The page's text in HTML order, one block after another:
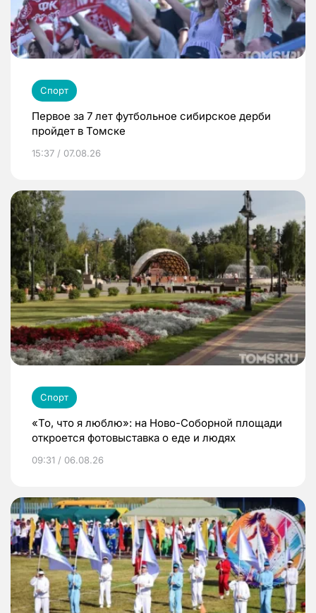
Спорт
Первое за 7 лет футбольное сибирское дерби
пройдет в Томске
15:37 / 07.08.26
Спорт
«То, что я люблю»: на Ново-Соборной площади
откроется фотовыставка о еде и людях
09:31 / 06.08.26